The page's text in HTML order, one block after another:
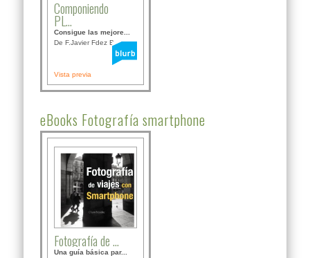
Componiendo
PL...
Consigue las mejore...
De F.Javier Fdez Bor...
Vista previa
eBooks Fotografía smartphone
Fotografía de ...
Una guía básica par...